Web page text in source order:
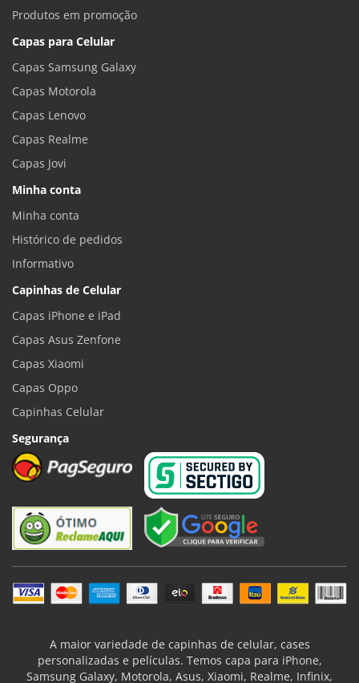
Produtos em promoção
Capas para Celular
Capas Samsung Galaxy
Capas Motorola
Capas Lenovo
Capas Realme
Capas Jovi
Minha conta
Minha conta
Histórico de pedidos
Informativo
Capinhas de Celular
Capas iPhone e iPad
Capas Asus Zenfone
Capas Xiaomi
Capas Oppo
Capinhas Celular
Segurança
A maior variedade de capinhas de celular, cases
personalizadas e películas. Temos capa para iPhone,
Samsung Galaxy, Motorola, Asus, Xiaomi, Realme, Infinix,